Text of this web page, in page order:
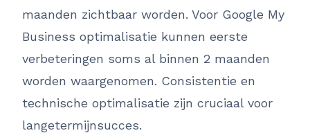
maanden zichtbaar worden. Voor Google My
Business optimalisatie kunnen eerste
verbeteringen soms al binnen 2 maanden
worden waargenomen. Consistentie en
technische optimalisatie zijn cruciaal voor
langetermijnsucces.